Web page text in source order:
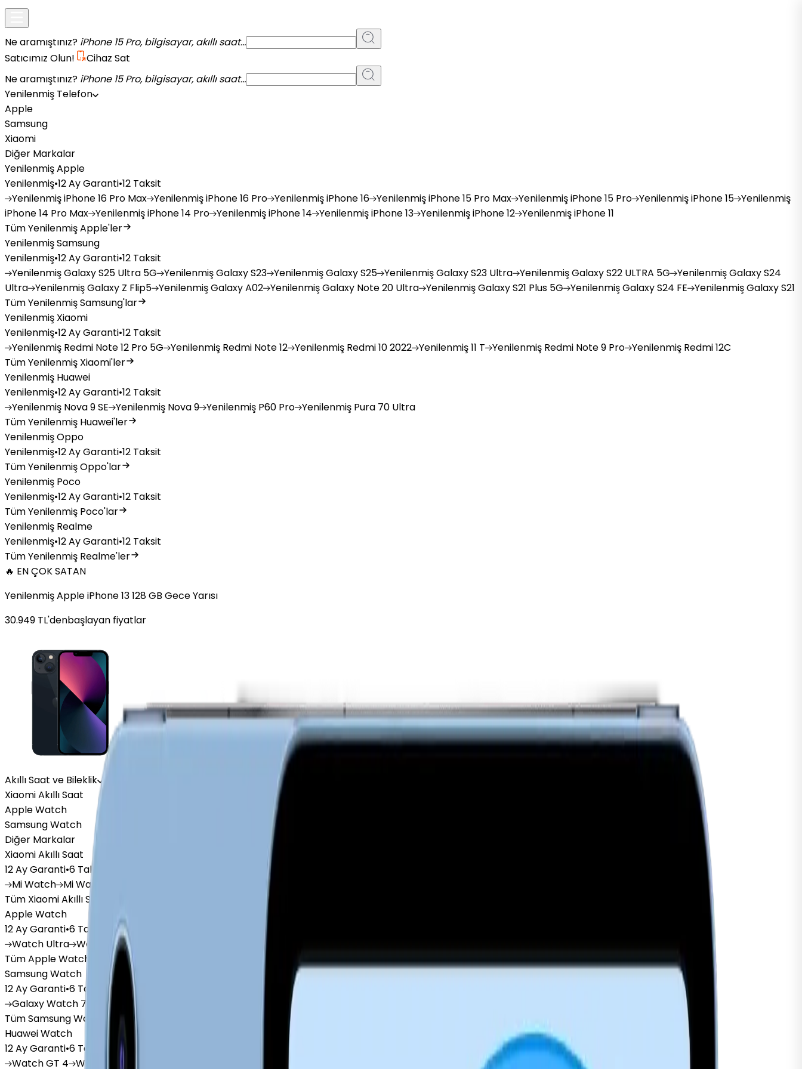
Ne aramıştınız? iPhone 15 Pro, bilgisayar, akıllı saat...
Satıcımız Olun!
Cihaz Sat
Ne aramıştınız? iPhone 15 Pro, bilgisayar, akıllı saat...
Yenilenmiş Telefon
Apple
Samsung
Xiaomi
Diğer Markalar
Yenilenmiş Apple
Yenilenmiş•12 Ay Garanti•12 Taksit
YenilenmişiPhone 16 Pro Max YenilenmişiPhone 16 Pro YenilenmişiPhone 16 YenilenmişiPhone 15 Pro Max YenilenmişiPhone 15 Pro YenilenmişiPhone 15 Yenilenmiş
iPhone 14 Pro Max YenilenmişiPhone 14 Pro YenilenmişiPhone 14 YenilenmişiPhone 13 YenilenmişiPhone 12 YenilenmişiPhone 11
Tüm Yenilenmiş Apple'ler
Yenilenmiş Samsung
Yenilenmiş•12 Ay Garanti•12 Taksit
YenilenmişGalaxy S25 Ultra 5G YenilenmişGalaxy S23 YenilenmişGalaxy S25 YenilenmişGalaxy S23 Ultra YenilenmişGalaxy S22 ULTRA 5G YenilenmişGalaxy S24
Ultra YenilenmişGalaxy Z Flip5 YenilenmişGalaxy A02 YenilenmişGalaxy Note 20 Ultra YenilenmişGalaxy S21 Plus 5G YenilenmişGalaxy S24 FE YenilenmişGalaxy S21
Tüm Yenilenmiş Samsung'lar
Yenilenmiş Xiaomi
Yenilenmiş•12 Ay Garanti•12 Taksit
Yenilenmiş Redmi Note 12 Pro 5G Yenilenmiş Redmi Note 12 Yenilenmiş Redmi 10 2022 Yenilenmiş11 T Yenilenmiş Redmi Note 9 Pro Yenilenmiş Redmi 12C
Tüm Yenilenmiş Xiaomi'ler
Yenilenmiş Huawei
Yenilenmiş•12 Ay Garanti•12 Taksit
Yenilenmiş Nova 9 SE Yenilenmiş Nova 9 Yenilenmiş P60 Pro Yenilenmiş Pura 70 Ultra
Tüm Yenilenmiş Huawei'ler
Yenilenmiş Oppo
Yenilenmiş•12 Ay Garanti•12 Taksit
Tüm Yenilenmiş Oppo'lar
Yenilenmiş Poco
Yenilenmiş•12 Ay Garanti•12 Taksit
Tüm Yenilenmiş Poco'lar
Yenilenmiş Realme
Yenilenmiş•12 Ay Garanti•12 Taksit
Tüm Yenilenmiş Realme'ler
🔥 EN ÇOK SATAN
Yenilenmiş Apple iPhone 13 128 GB Gece Yarısı
30.949 TL'denbaşlayan fiyatlar
Akıllı Saat ve Bileklik
Xiaomi Akıllı Saat
Apple Watch
Samsung Watch
Diğer Markalar
Xiaomi Akıllı Saat
12 Ay Garanti•6 Taksit
MiWatch MiWatch Lite Redmi
Tüm Xiaomi Akıllı Saat'lar
Apple Watch
12 Ay Garanti•6 Taksit
Watch Ultra Watch Series 10 WatchSeries 8
Tüm Apple Watch'lar
Samsung Watch
12 Ay Garanti•6 Taksit
GalaxyWatch 7 Galaxy Watch Ultra Galaxy
Tüm Samsung Watch'lar
Huawei Watch
12 Ay Garanti•6 Taksit
WatchGT 4 Watch Watch